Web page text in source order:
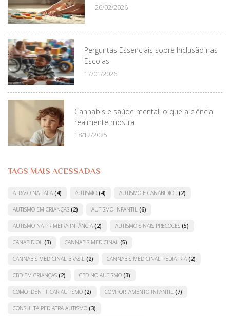
26/02/2026
Perguntas Essenciais sobre Inclusão nas
Escolas
17/01/2026
Cannabis e saúde mental: o que a ciência
realmente mostra
18/12/2025
TAGS MAIS ACESSADAS
ATRASO NA FALA (4) AUTISMO (4) AUTISMO E CANABIDIOL (2)
AUTISMO EM CRIANÇAS (2) AUTISMO INFANTIL (6)
AUTISMO NA PRIMEIRA INFÂNCIA (2) AUTISMO SINAIS PRECOCES (5)
CANABIDIOL (3) CANNABIS MEDICINAL (5)
CANNABIS MEDICINAL BRASIL (2) CANNABIS MEDICINAL PEDIATRIA (2)
CBD EM CRIANÇAS (2) CBD NO AUTISMO (3)
COMO IDENTIFICAR AUTISMO (2) COMPORTAMENTO INFANTIL (7)
CONSULTA PEDIATRA AUTISMO (3)